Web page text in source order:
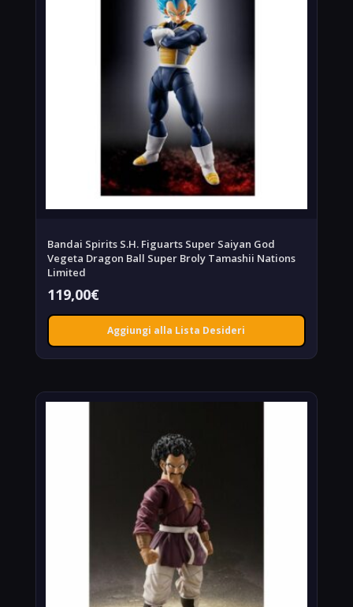
Bandai Spirits S.H. Figuarts Super Saiyan God
Vegeta Dragon Ball Super Broly Tamashii Nations
Limited
119,00€
Aggiungi alla Lista Desideri